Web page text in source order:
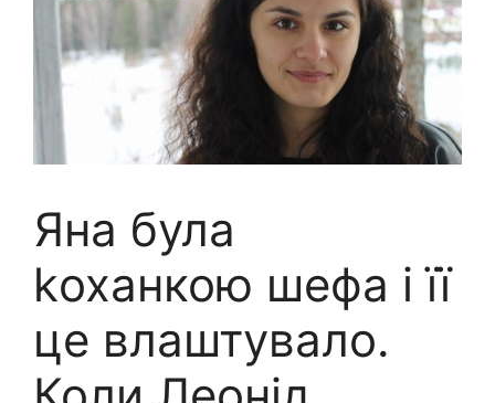
Яна була
kоханкою шефа і її
це влаштувало.